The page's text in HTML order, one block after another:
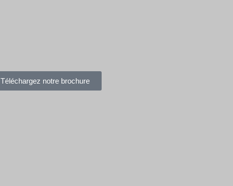
Téléchargez notre brochure